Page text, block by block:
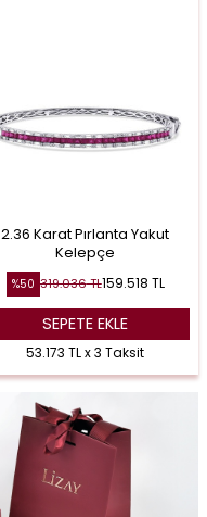
2.36 Karat Pırlanta Yakut
Kelepçe
%50 319.036TL159.518 TL
SEPETE EKLE
53.173 TL x 3 Taksit